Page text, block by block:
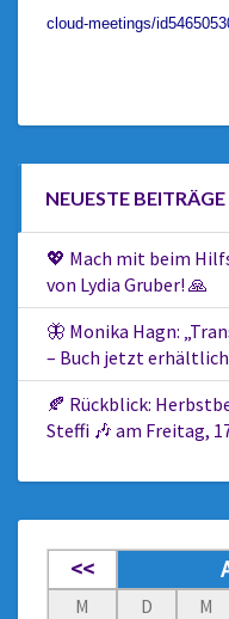
cloud-meetings/
NEUESTE BEITRÄGE
💖 Mach mit beim
von Lydia Gruber! 🙏
🦋 Monika Hagn:
– Buch jetzt
🍂 Rückblick:
Steffi 🎶 am Freitag,
<<
M D M